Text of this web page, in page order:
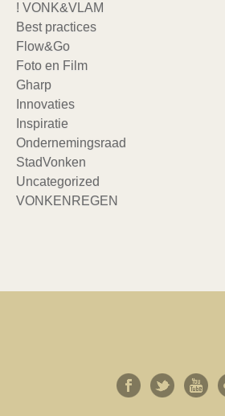
! VONK&VLAM
Best practices
Flow&Go
Foto en Film
Gharp
Innovaties
Inspiratie
Ondernemingsraad
StadVonken
Uncategorized
VONKENREGEN